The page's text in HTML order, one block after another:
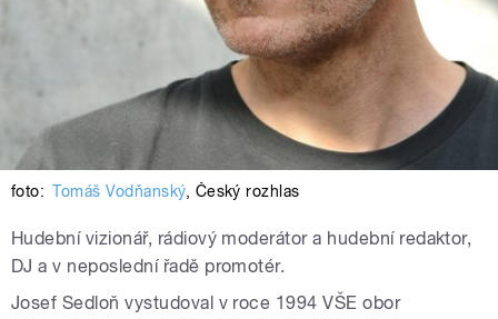
foto: Tomáš Vodňanský, Český rozhlas
Hudební vizionář, rádiový moderátor a hudební redaktor,
DJ a v neposlední řadě promotér.
Josef Sedloň vystudoval v roce 1994 VŠE obor